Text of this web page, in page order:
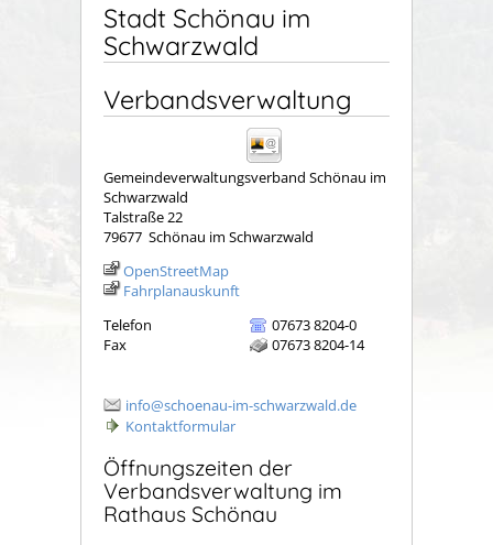
Stadt Schönau im
Schwarzwald
Verbandsverwaltung
Gemeindeverwaltungsverband Schönau im
Schwarzwald
Talstraße 22
79677 Schönau im Schwarzwald
OpenStreetMap
Fahrplanauskunft
Telefon
07673 8204-0
Fax
07673 8204-14
info@schoenau-im-schwarzwald.de
Kontaktformular
Öffnungszeiten der
Verbandsverwaltung im
Rathaus Schönau